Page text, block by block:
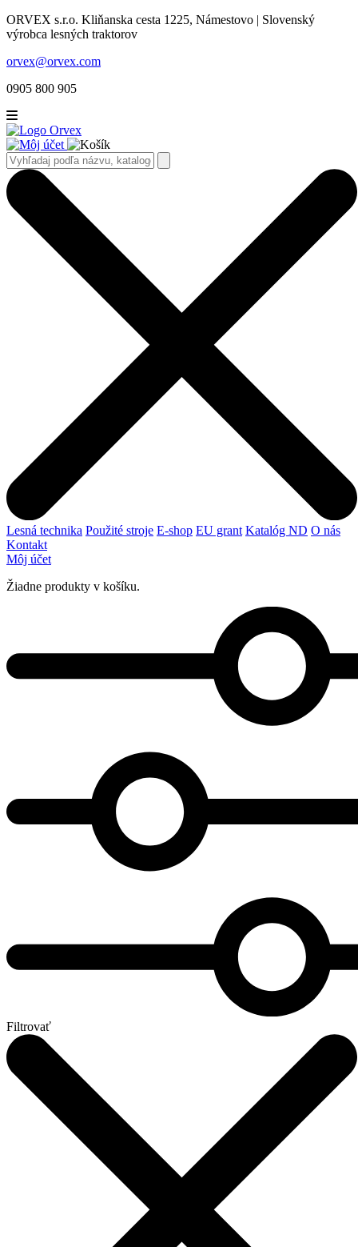
ORVEX s.r.o. Kliňanska cesta 1225, Námestovo | Slovenský
výrobca lesných traktorov
orvex@orvex.com
0905 800 905
Lesná technika Použité stroje E-shop EU grant Katalóg ND O nás
Kontakt
Môj účet
Žiadne produkty v košíku.
Filtrovať